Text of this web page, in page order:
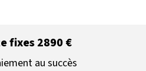
fixes 2890 €
au succès